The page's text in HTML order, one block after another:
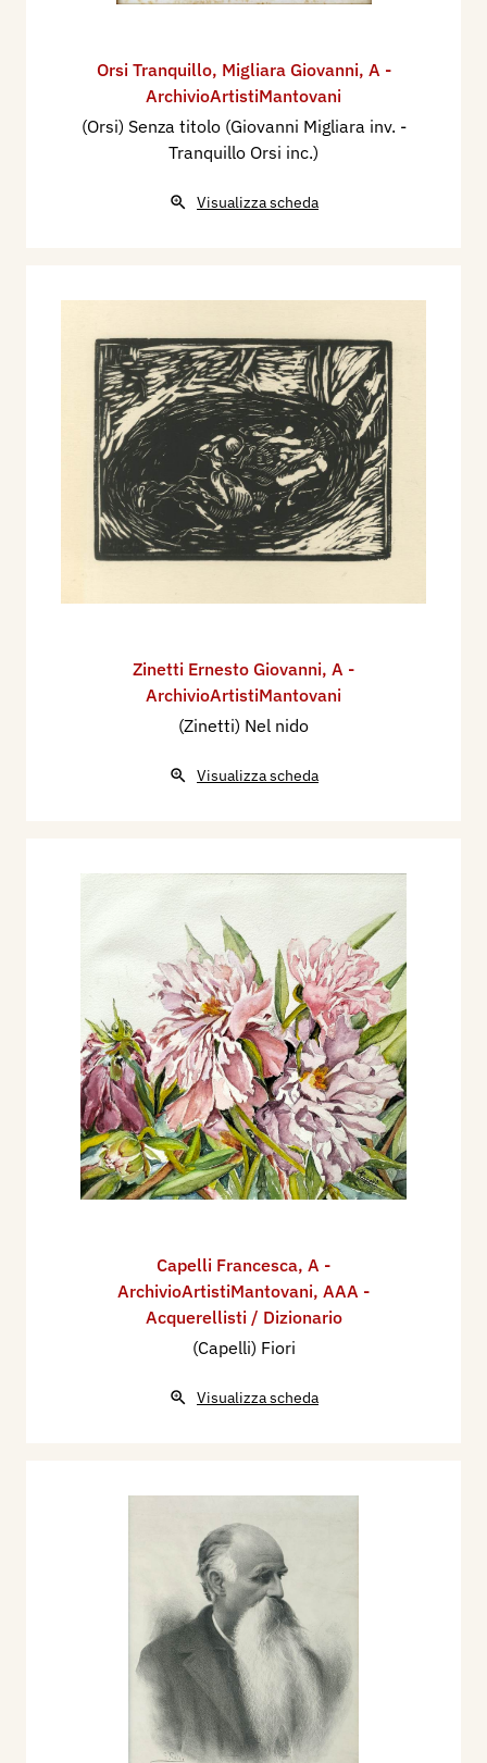
Orsi Tranquillo, Migliara Giovanni, A -
ArchivioArtistiMantovani
(Orsi) Senza titolo (Giovanni Migliara inv. -
Tranquillo Orsi inc.)
Visualizza scheda
Zinetti Ernesto Giovanni, A -
ArchivioArtistiMantovani
(Zinetti) Nel nido
Visualizza scheda
Capelli Francesca, A -
ArchivioArtistiMantovani, AAA -
Acquerellisti / Dizionario
(Capelli) Fiori
Visualizza scheda